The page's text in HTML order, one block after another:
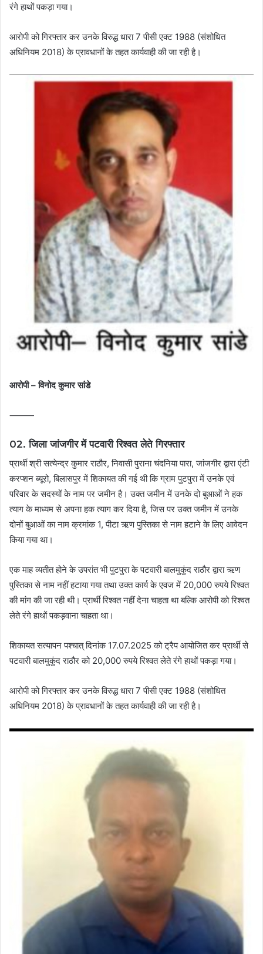
रंगे हाथों पकड़ा गया।
आरोपी को गिरफ्तार कर उनके विरुद्ध धारा 7 पीसी एक्ट 1988 (संशोधित
अधिनियम 2018) के प्रावधानों के तहत कार्यवाही की जा रही है।
आरोपी – विनोद कुमार सांडे
⸻
02. जिला जांजगीर में पटवारी रिश्वत लेते गिरफ्तार
प्रार्थी श्री सत्येन्द्र कुमार राठौर, निवासी पुराना चंदनिया पारा, जांजगीर द्वारा एंटी
करप्शन ब्यूरो, बिलासपुर में शिकायत की गई थी कि ग्राम पुटपुरा में उनके एवं
परिवार के सदस्यों के नाम पर जमीन है। उक्त जमीन में उनके दो बुआओं ने हक
त्याग के माध्यम से अपना हक त्याग कर दिया है, जिस पर उक्त जमीन में उनके
दोनों बुआओं का नाम क्रमांक 1, पीटा ऋण पुस्तिका से नाम हटाने के लिए आवेदन
किया गया था।
एक माह व्यतीत होने के उपरांत भी पुटपुरा के पटवारी बालमुकुंद राठौर द्वारा ऋण
पुस्तिका से नाम नहीं हटाया गया तथा उक्त कार्य के एवज में 20,000 रुपये रिश्वत
की मांग की जा रही थी। प्रार्थी रिश्वत नहीं देना चाहता था बल्कि आरोपी को रिश्वत
लेते रंगे हाथों पकड़वाना चाहता था।
शिकायत सत्यापन पश्चात् दिनांक 17.07.2025 को ट्रैप आयोजित कर प्रार्थी से
पटवारी बालमुकुंद राठौर को 20,000 रुपये रिश्वत लेते रंगे हाथों पकड़ा गया।
आरोपी को गिरफ्तार कर उनके विरुद्ध धारा 7 पीसी एक्ट 1988 (संशोधित
अधिनियम 2018) के प्रावधानों के तहत कार्यवाही की जा रही है।